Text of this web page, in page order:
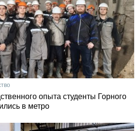
опыта студенты Горного
в метро